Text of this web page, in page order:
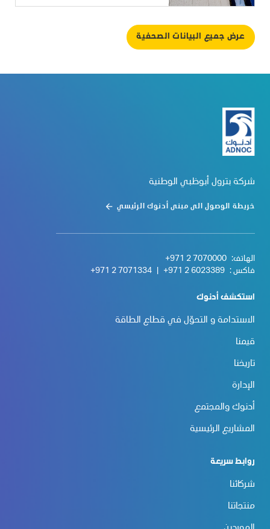
عرض جميع البيانات الصحفية
شركة بترول أبوظبي الوطنية
خريطة الوصول الى مبنى أدنوك الرئيسي
الهاتف: +971 2 7070000
فاكس : +971 2 6023389
+971 2 7071334
استكشف أدنوك
الاستدامة و التحوّل في قطاع الطاقة
قيمنا
تاريخنا
الإدارة
أدنوك والمجتمع
المشاريع الرئيسية
روابط سريعة
شركائنا
منتجاتنا